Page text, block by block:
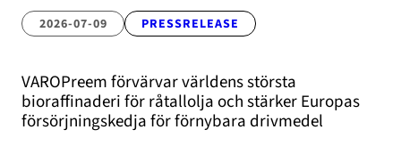
2026-07-09 PRESSRELEASE
VAROPreem förvärvar världens största
bioraffinaderi för råtallolja och stärker Europas
försörjningskedja för förnybara drivmedel